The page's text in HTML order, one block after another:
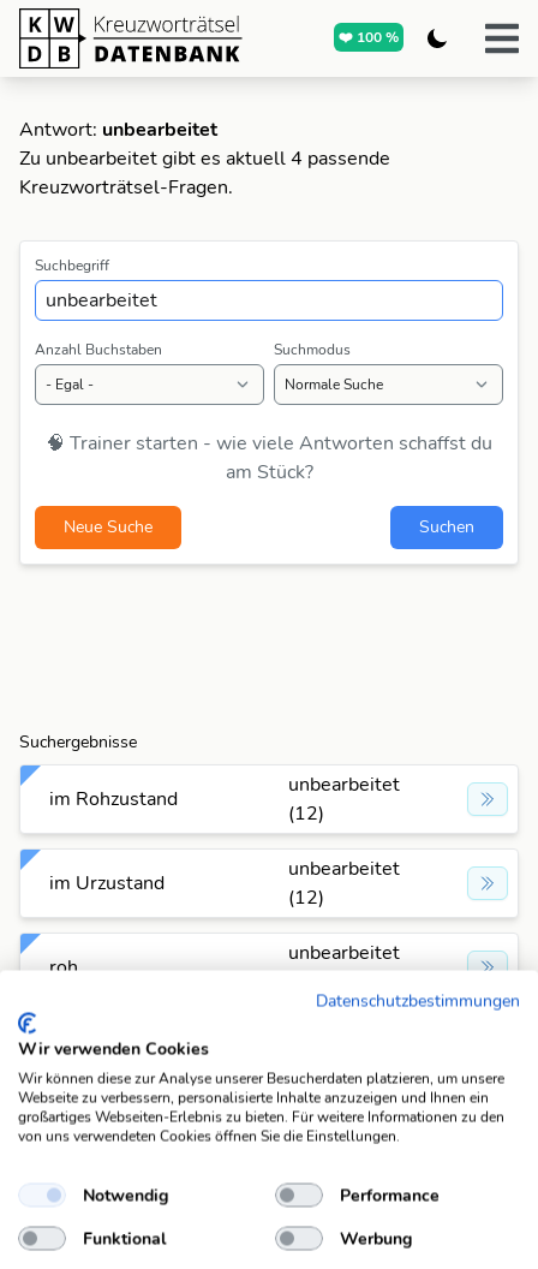
❤️ 100 %
Antwort: unbearbeitet
Zu unbearbeitet gibt es aktuell 4 passende
Kreuzworträtsel-Fragen.
Suchbegriff
Anzahl Buchstaben Suchmodus
🧠 Trainer starten - wie viele Antworten schaffst du
am Stück?
Neue Suche Suchen
Suchergebnisse
im Rohzustand
unbearbeitet
(12)
im Urzustand
unbearbeitet
(12)
roh
unbearbeitet
wild
(12)
Suchfunktionen
verschiedene Arten von Rätseln, darunter Schüttelrätsel,
Anagramme, Brückenrätsel, Schwedenrätsel und
Kreuzworträtsel. Mit unseren praktischen Suchfunktionen
Datenschutzbestimmungen
Wir verwenden Cookies
Wir können diese zur Analyse unserer Besucherdaten platzieren, um unsere
Webseite zu verbessern, personalisierte Inhalte anzuzeigen und Ihnen ein
großartiges Webseiten-Erlebnis zu bieten. Für weitere Informationen zu den
von uns verwendeten Cookies öffnen Sie die Einstellungen.
Notwendig
Performance
Funktional
Werbung